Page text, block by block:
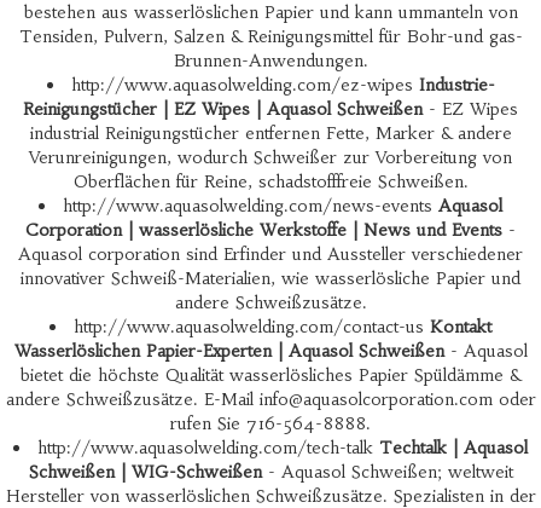
bestehen aus wasserlöslichen Papier und kann ummanteln von
Tensiden, Pulvern, Salzen & Reinigungsmittel für Bohr-und gas-
Brunnen-Anwendungen.
http://www.aquasolwelding.com/ez-wipes Industrie-
Reinigungstücher | EZ Wipes | Aquasol Schweißen- EZ Wipes
industrial Reinigungstücher entfernen Fette, Marker & andere
Verunreinigungen, wodurch Schweißer zur Vorbereitung von
Oberflächen für Reine, schadstofffreie Schweißen.
http://www.aquasolwelding.com/news-events Aquasol
Corporation | wasserlösliche Werkstoffe | News und Events -
Aquasol corporation sind Erfinder und Aussteller verschiedener
innovativer Schweiß-Materialien, wie wasserlösliche Papier und
andere Schweißzusätze.
http://www.aquasolwelding.com/contact-us Kontakt
Wasserlöslichen Papier-Experten | Aquasol Schweißen- Aquasol
bietet die höchste Qualität wasserlösliches Papier Spüldämme &
andere Schweißzusätze. E-Mail info@aquasolcorporation.comoder
rufen Sie 716-564-8888.
http://www.aquasolwelding.com/tech-talk Techtalk | Aquasol
Schweißen | WIG-Schweißen- Aquasol Schweißen; weltweit
Hersteller von wasserlöslichen Schweißzusätze. Spezialisten in der